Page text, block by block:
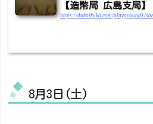
【造幣局 広島支局】
https://dokoikuko.com/playground1/
8月3日(土)